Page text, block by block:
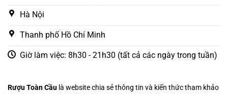
Hà Nội
Thanh phố Hồ Chí Minh
Giờ làm việc: 8h30 - 21h30 (tất cả các ngày trong tuần)
Rượu Toàn Cầu là website chia sẻ thông tin và kiến thức tham khảo